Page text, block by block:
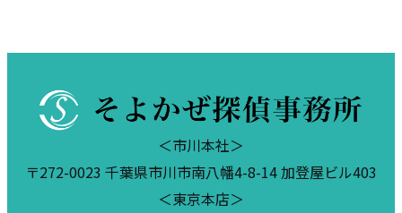
＜市川本社＞
〒272-0023 千葉県市川市南八幡4-8-14 加登屋ビル403
＜東京本店＞